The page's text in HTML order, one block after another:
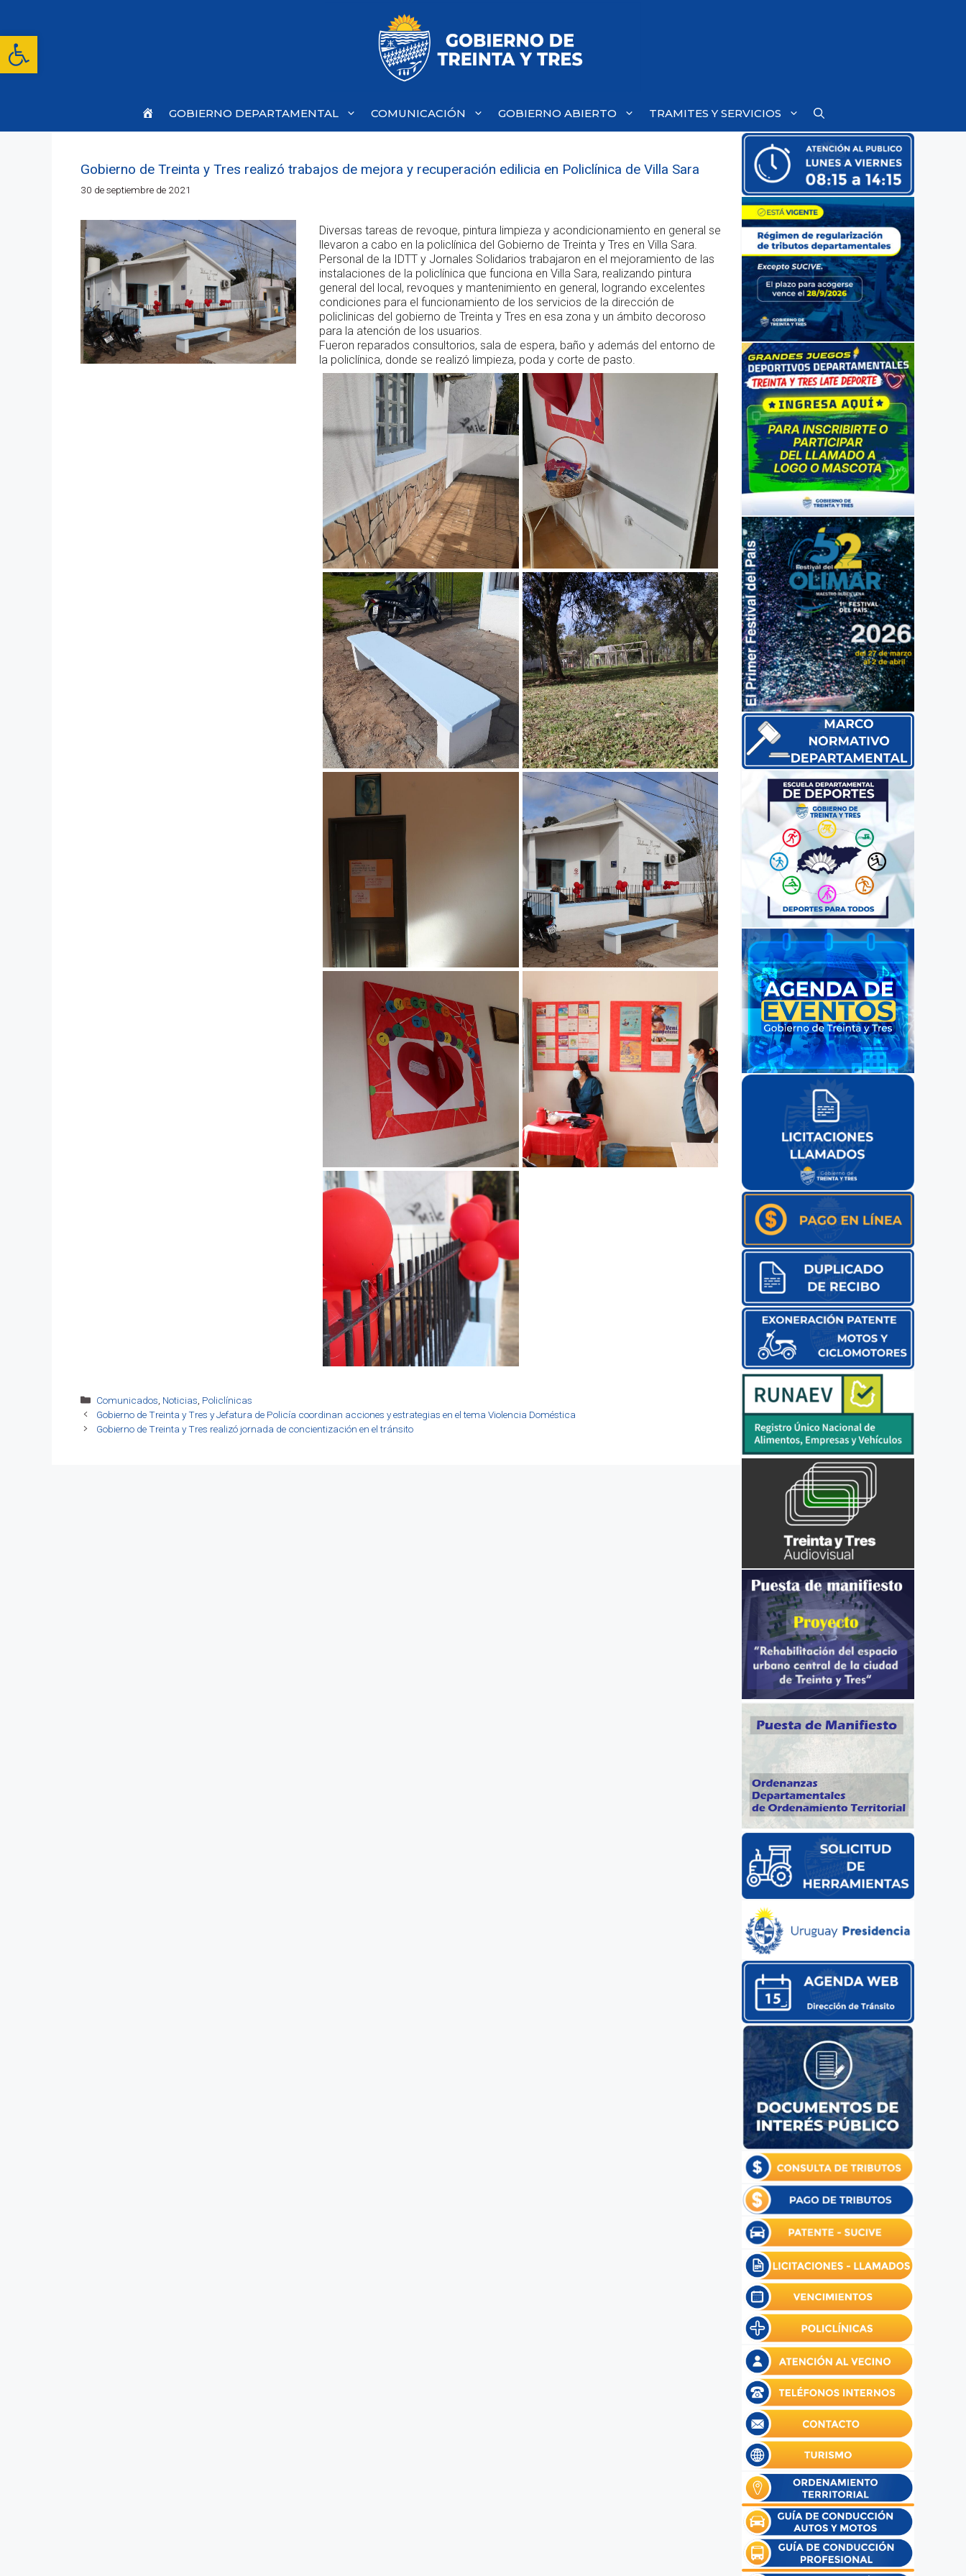
Abrir barra de herramientas
contenido
Inicio
GOBIERNO DEPARTAMENTAL COMUNICACIÓN GOBIERNO ABIERTO TRAMITES Y SERVICIOS
Gobierno de Treinta y Tres realizó trabajos de mejora y recuperación edilicia en Policlínica de Villa Sara
30 de septiembre de 2021
Diversas tareas de revoque, pintura limpieza y acondicionamiento en general se
llevaron a cabo en la policlínica del Gobierno de Treinta y Tres en Villa Sara.
Personal de la IDTT y Jornales Solidarios trabajaron en el mejoramiento de las
instalaciones de la policlínica que funciona en Villa Sara, realizando pintura
general del local, revoques y mantenimiento en general, logrando excelentes
condiciones para el funcionamiento de los servicios de la dirección de
policlinicas del gobierno de Treinta y Tres en esa zona y un ámbito decoroso
para la atención de los usuarios.
Fueron reparados consultorios, sala de espera, baño y además del entorno de
la policlínica, donde se realizó limpieza, poda y corte de pasto.
Categorías
Comunicados Noticias Policlínicas
Gobierno de Treinta y Tres y Jefatura de Policía coordinan acciones y estrategias en el tema Violencia Doméstica
Gobierno de Treinta y Tres realizó jornada de concientización en el tránsito